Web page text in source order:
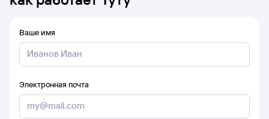
Ваше имя
Электронная почта